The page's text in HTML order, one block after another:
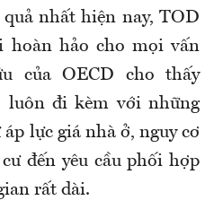
nhất hiện nay, TOD
hoàn hảo cho mọi vấn
của OECD cho thấy
luôn đi kèm với những
lực giá nhà ở, nguy cơ
đến yêu cầu phối hợp
rất dài.